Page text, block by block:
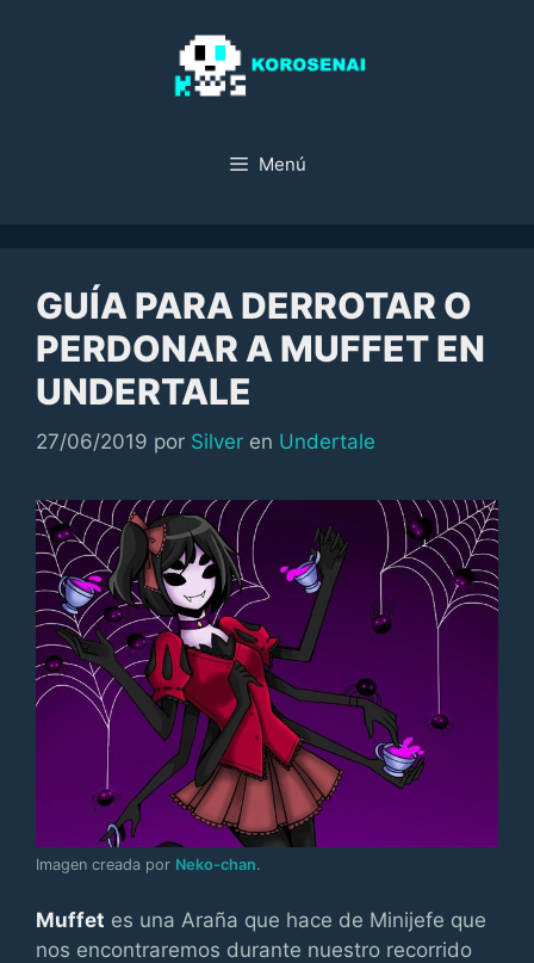
Menú
GUÍA PARA DERROTAR O
PERDONAR A MUFFET EN
UNDERTALE
27/06/2019 por Silver en Categorías
Undertale
Imagen creada por Neko-chan.
Muffet es una Araña que hace de Minijefe que
nos encontraremos durante nuestro recorrido